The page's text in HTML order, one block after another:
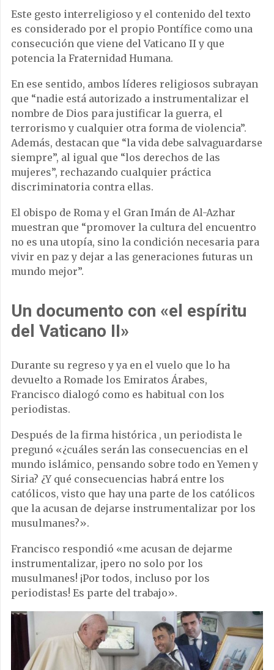
Este gesto interreligioso y el contenido del texto
es considerado por el propio Pontífice como una
consecución que viene del Vaticano II y que
potencia la Fraternidad Humana.
En ese sentido, ambos líderes religiosos subrayan
que “nadie está autorizado a instrumentalizar el
nombre de Dios para justificar la guerra, el
terrorismo y cualquier otra forma de violencia”.
Además, destacan que “la vida debe salvaguardarse
siempre”, al igual que “los derechos de las
mujeres”, rechazando cualquier práctica
discriminatoria contra ellas.
El obispo de Roma y el Gran Imán de Al-Azhar
muestran que “promover la cultura del encuentro
no es una utopía, sino la condición necesaria para
vivir en paz y dejar a las generaciones futuras un
mundo mejor”.
Un documento con «el espíritu
del Vaticano II»
Durante su regreso y ya en el vuelo que lo ha
devuelto a Romade los Emiratos Árabes,
Francisco dialogó como es habitual con los
periodistas.
Después de la firma histórica , un periodista le
pregunó «¿cuáles serán las consecuencias en el
mundo islámico, pensando sobre todo en Yemen y
Siria? ¿Y qué consecuencias habrá entre los
católicos, visto que hay una parte de los católicos
que la acusan de dejarse instrumentalizar por los
musulmanes?».
Francisco respondió «me acusan de dejarme
instrumentalizar, ¡pero no solo por los
musulmanes! ¡Por todos, incluso por los
periodistas! Es parte del trabajo».